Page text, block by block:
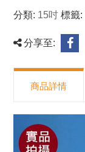
分類: 15吋 標籤:
分享至:
商品詳情